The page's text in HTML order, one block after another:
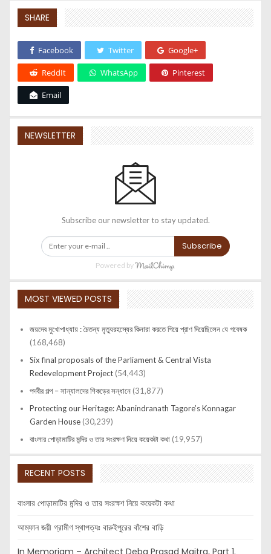
SHARE
Facebook Twitter Google+
ReddIt WhatsApp Pinterest
Email
NEWSLETTER
Subscribe our newsletter to stay updated.
Subscribe
Powered by
MOST VIEWED POSTS
জয়দেব মুখোপাধ্যায় : চৈতন্য মৃত্যুরহস্যের কিনারা করতে গিয়ে প্রাণ দিয়েছিলেন যে গবেষক
(168,468)
Six final proposals of the Parliament & Central Vista
Redevelopment Project (54,443)
পদবীর গল্প – সান্যালদের শিকড়ের সন্ধানে (31,877)
Protecting our Heritage: Abanindranath Tagore’s Konnagar
Garden House (30,239)
বাংলার পোড়ামাটির মন্দির ও তার সংরক্ষণ নিয়ে কয়েকটা কথা (19,957)
RECENT POSTS
বাংলার পোড়ামাটির মন্দির ও তার সংরক্ষণ নিয়ে কয়েকটা কথা
আম্ফান জয়ী গ্রামীণ স্থাপত্যঃ বারুইপুরের বাঁশের বাড়ি
In Memoriam – Architect Deba Prasad Maitra, Part 1.